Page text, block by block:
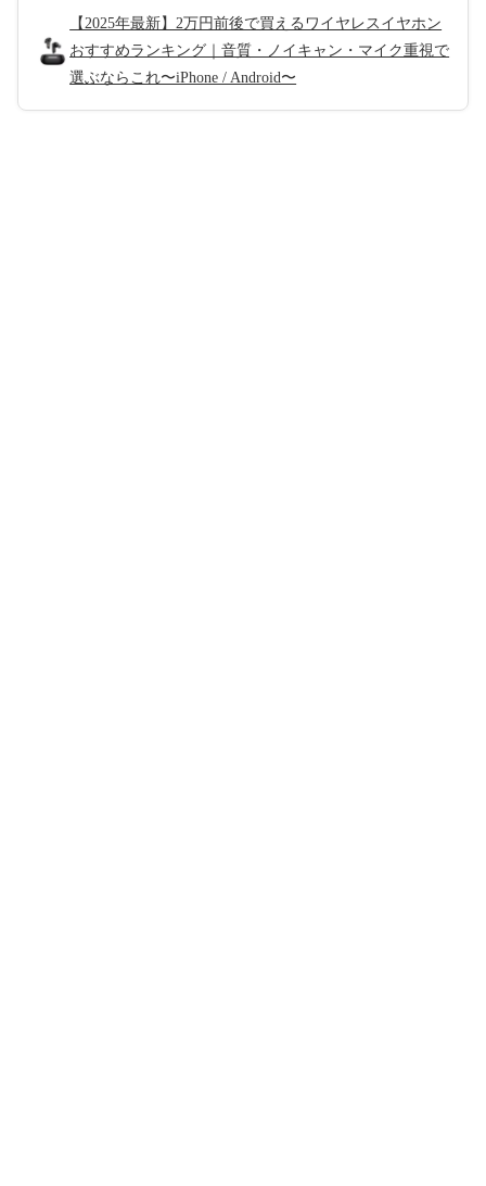
【2025年最新】2万円前後で買えるワイヤレスイヤホン
おすすめランキング｜音質・ノイキャン・マイク重視で
選ぶならこれ〜iPhone / Android〜